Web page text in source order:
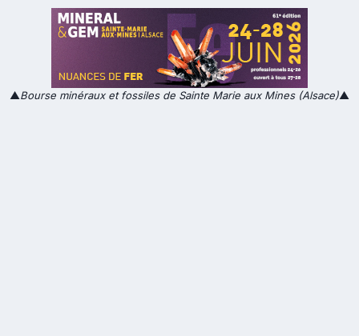
▲Bourse minéraux et fossiles de Sainte Marie aux Mines (Alsace)▲